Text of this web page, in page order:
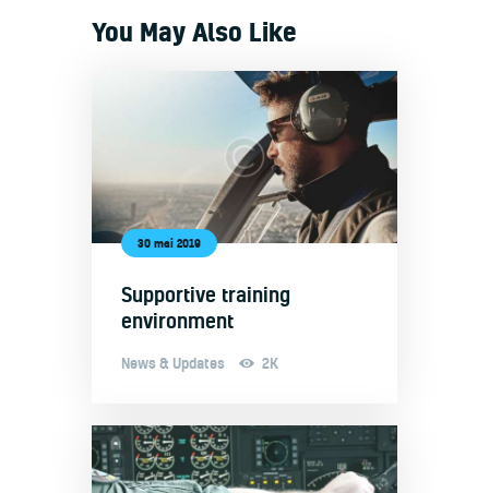
You May Also Like
30 mai 2019
Supportive training
environment
News & Updates 2K